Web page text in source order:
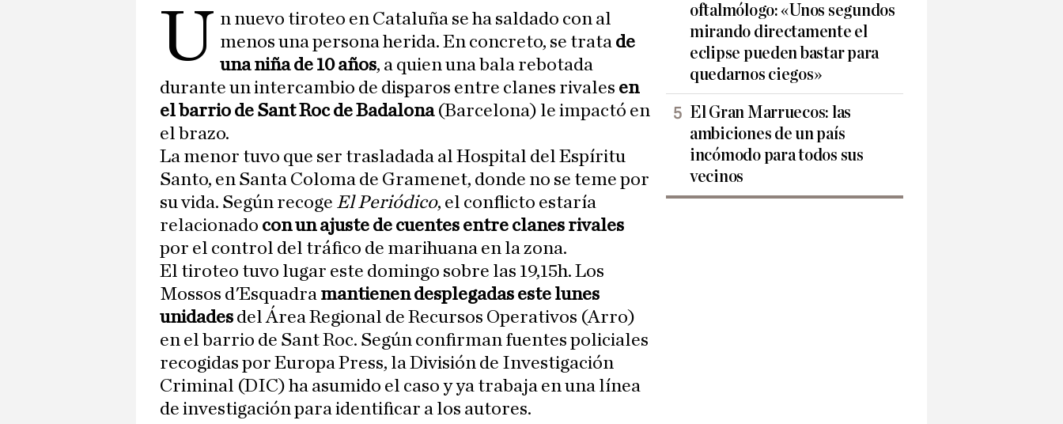
U n nuevo tiroteo en Cataluña se ha saldado con al
menos una persona herida. En concreto, se trata de
una niña de 10 años, a quien una bala rebotada
durante un intercambio de disparos entre clanes rivales en
el barrio de Sant Roc de Badalona(Barcelona) le impactó en
el brazo.
La menor tuvo que ser trasladada al Hospital del Espíritu
Santo, en Santa Coloma de Gramenet, donde no se teme por
su vida. Según recoge El Periódico, el conflicto estaría
relacionado con un ajuste de cuentes entre clanes rivales
por el control del tráfico de marihuana en la zona.
El tiroteo tuvo lugar este domingo sobre las 19,15h. Los
Mossos d'Esquadra mantienen desplegadas este lunes
unidades del Área Regional de Recursos Operativos (Arro)
en el barrio de Sant Roc. Según confirman fuentes policiales
recogidas por Europa Press, la División de Investigación
Criminal (DIC) ha asumido el caso y ya trabaja en una línea
de investigación para identificar a los autores.
oftalmólogo: «Unos segundos
mirando directamente el
eclipse pueden bastar para
quedarnos ciegos»
El Gran Marruecos: las
ambiciones de un país
incómodo para todos sus
vecinos